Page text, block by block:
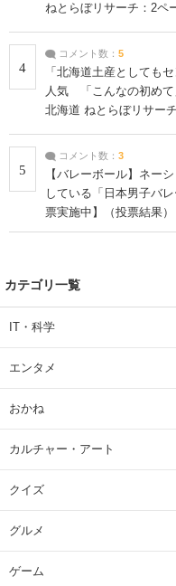
ねとらぼリサーチ：2ペ
4
コメント数： 5
「北海道土産としても
人気 「こんなの初めて
北海道 ねとらぼリサーチ
5
コメント数： 3
【バレーボール】ネー
している「日本男子バ
票実施中】（投票結果
カテゴリ一覧
IT・科学
エンタメ
おかね
カルチャー・アート
クイズ
グルメ
ゲーム